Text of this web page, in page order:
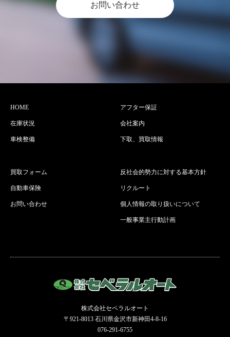
お問い合わせ
HOME
在庫状況
車検整備
アフター保証
会社案内
下取、買取情報
買取フォーム
自動車保険
お問い合わせ
反社会的勢力に対する基本方針
リクルート
個人情報の取り扱いについて
一般事業主行動計画
株式会社セベラルオート
〒921-8013 石川県金沢市新神田4-8-16
076-291-6755